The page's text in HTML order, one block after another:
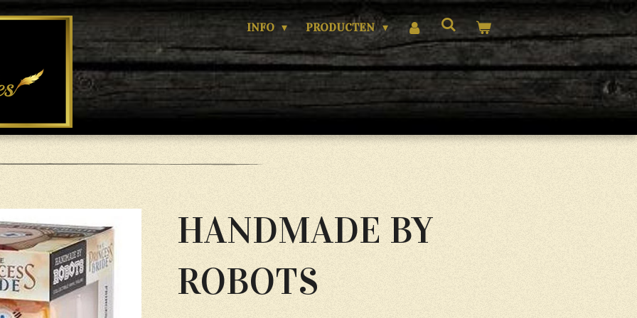
INFO PRODUCTEN
HANDMADE BY
ROBOTS